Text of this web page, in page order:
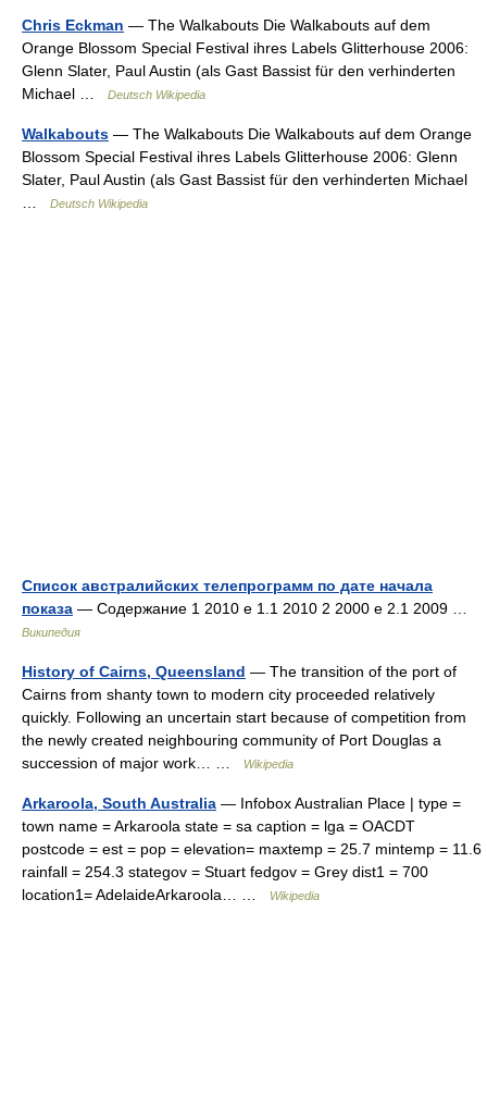
Chris Eckman — The Walkabouts Die Walkabouts auf dem
Orange Blossom Special Festival ihres Labels Glitterhouse 2006:
Glenn Slater, Paul Austin (als Gast Bassist für den verhinderten
Michael …
Deutsch Wikipedia
Walkabouts — The Walkabouts Die Walkabouts auf dem Orange
Blossom Special Festival ihres Labels Glitterhouse 2006: Glenn
Slater, Paul Austin (als Gast Bassist für den verhinderten Michael
Deutsch Wikipedia
Список австралийских телепрограмм по дате начала
показа — Содержание 1 2010 е 1.1 2010 2 2000 е 2.1 2009 …
Википедия
History of Cairns, Queensland — The transition of the port of
Cairns from shanty town to modern city proceeded relatively
quickly. Following an uncertain start because of competition from
the newly created neighbouring community of Port Douglas a
succession of major work… …
Wikipedia
Arkaroola, South Australia — Infobox Australian Place | type =
town name = Arkaroola state = sa caption = lga = OACDT
postcode = est = pop = elevation= maxtemp = 25.7 mintemp = 11.6
rainfall = 254.3 stategov = Stuart fedgov = Grey dist1 = 700
location1= AdelaideArkaroola… …
Wikipedia